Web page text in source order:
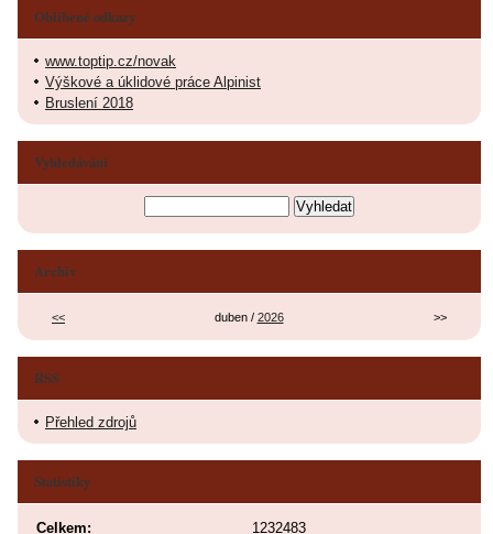
Oblíbené odkazy
www.toptip.cz/novak
Výškové a úklidové práce Alpinist
Bruslení 2018
Vyhledávání
Archiv
<< duben / 2026 >>
RSS
Přehled zdrojů
Statistiky
Celkem: 1232483